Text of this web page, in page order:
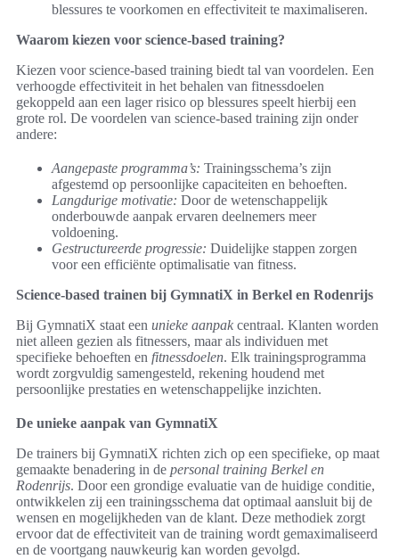
blessures te voorkomen en effectiviteit te maximaliseren.
Waarom kiezen voor science-based training?
Kiezen voor science-based training biedt tal van voordelen. Een
verhoogde effectiviteit in het behalen van fitnessdoelen
gekoppeld aan een lager risico op blessures speelt hierbij een
grote rol. De voordelen van science-based training zijn onder
andere:
Aangepaste programma’s: Trainingsschema’s zijn
afgestemd op persoonlijke capaciteiten en behoeften.
Langdurige motivatie: Door de wetenschappelijk
onderbouwde aanpak ervaren deelnemers meer
voldoening.
Gestructureerde progressie: Duidelijke stappen zorgen
voor een efficiënte optimalisatie van fitness.
Science-based trainen bij GymnatiX in Berkel en Rodenrijs
Bij GymnatiX staat een unieke aanpak centraal. Klanten worden
niet alleen gezien als fitnessers, maar als individuen met
specifieke behoeften en fitnessdoelen. Elk trainingsprogramma
wordt zorgvuldig samengesteld, rekening houdend met
persoonlijke prestaties en wetenschappelijke inzichten.
De unieke aanpak van GymnatiX
De trainers bij GymnatiX richten zich op een specifieke, op maat
gemaakte benadering in de personal training Berkel en
Rodenrijs. Door een grondige evaluatie van de huidige conditie,
ontwikkelen zij een trainingsschema dat optimaal aansluit bij de
wensen en mogelijkheden van de klant. Deze methodiek zorgt
ervoor dat de effectiviteit van de training wordt gemaximaliseerd
en de voortgang nauwkeurig kan worden gevolgd.